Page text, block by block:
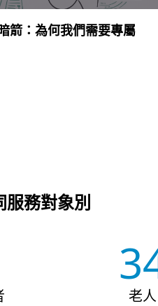
箭：為何我們需要專屬
服務對象別
老人